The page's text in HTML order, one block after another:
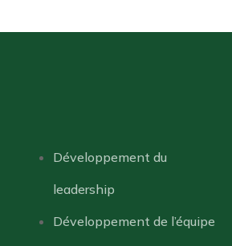
Développement du
leadership
Développement de l’équipe